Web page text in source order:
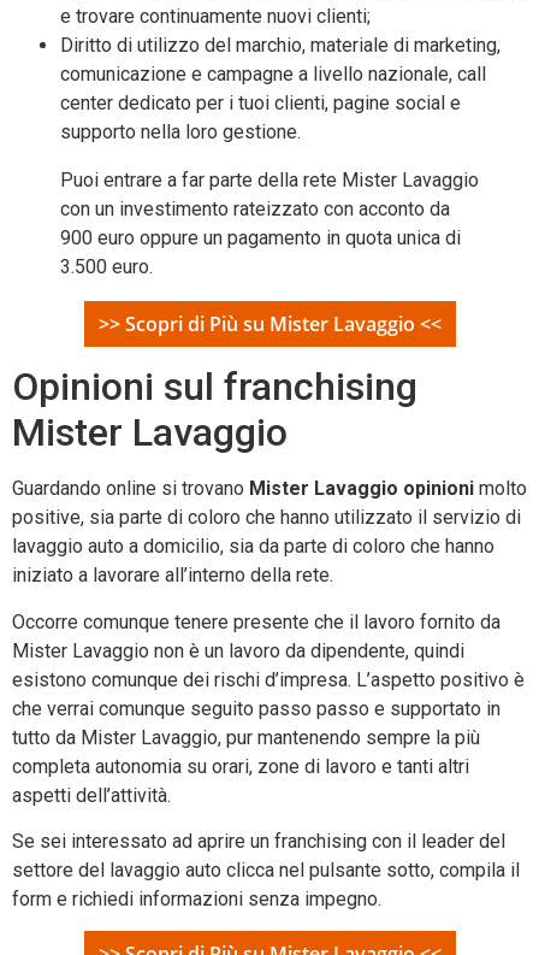
e trovare continuamente nuovi clienti;
Diritto di utilizzo del marchio, materiale di marketing,
comunicazione e campagne a livello nazionale, call
center dedicato per i tuoi clienti, pagine social e
supporto nella loro gestione.
Puoi entrare a far parte della rete Mister Lavaggio
con un investimento rateizzato con acconto da
900 euro oppure un pagamento in quota unica di
3.500 euro.
>> Scopri di Più su Mister Lavaggio <<
Opinioni sul franchising
Mister Lavaggio
Guardando online si trovano Mister Lavaggio opinioni molto
positive, sia parte di coloro che hanno utilizzato il servizio di
lavaggio auto a domicilio, sia da parte di coloro che hanno
iniziato a lavorare all’interno della rete.
Occorre comunque tenere presente che il lavoro fornito da
Mister Lavaggio non è un lavoro da dipendente, quindi
esistono comunque dei rischi d’impresa. L’aspetto positivo è
che verrai comunque seguito passo passo e supportato in
tutto da Mister Lavaggio, pur mantenendo sempre la più
completa autonomia su orari, zone di lavoro e tanti altri
aspetti dell’attività.
Se sei interessato ad aprire un franchising con il leader del
settore del lavaggio auto clicca nel pulsante sotto, compila il
form e richiedi informazioni senza impegno.